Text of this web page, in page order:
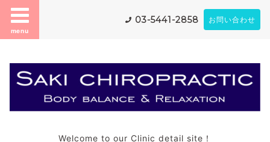
menu
03-5441-2858 お問い合わせ
Welcome to our Clinic detail site！